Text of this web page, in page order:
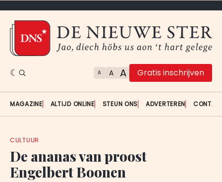
A A A Gratis inschrijven
MAGAZINE ALTIJD ONLINE STEUN ONS ADVERTEREN
CULTUUR
De ananas van proost
Engelbert Boonen